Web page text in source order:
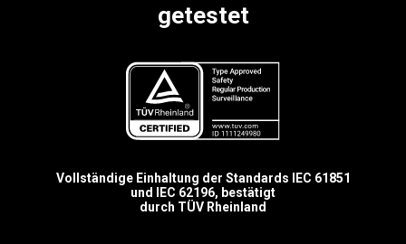
getestet
Vollständige Einhaltung der Standards IEC 61851
und IEC 62196, bestätigt
durch TÜV Rheinland